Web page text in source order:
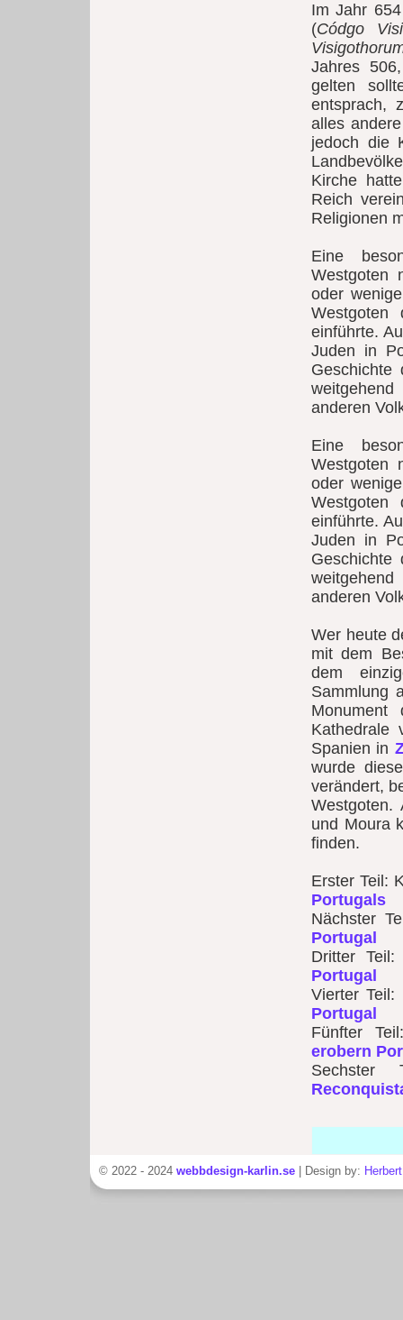
Im Jahr
(Códgo
Jahres
gelten
entsprach,
alles
jedoch die
Kirche
Reich
Religionen
Eine
Westgoten
oder
Westgoten
einführte.
Juden in
Geschichte
anderen
Eine
Westgoten
oder
Westgoten
einführte.
Juden in
Geschichte
anderen
Wer heute
mit dem
dem
Sammlung
Kathedrale
Spanien in
wurde
verändert,
und Moura
finden.
Erster Teil:
Portugals
Nächster
Portugal
Dritter
Portugal
Vierter
Portugal
Fünfter
erobern
Sechster
© 2022 - 2024 webbdesign-karlin.se | Design by: